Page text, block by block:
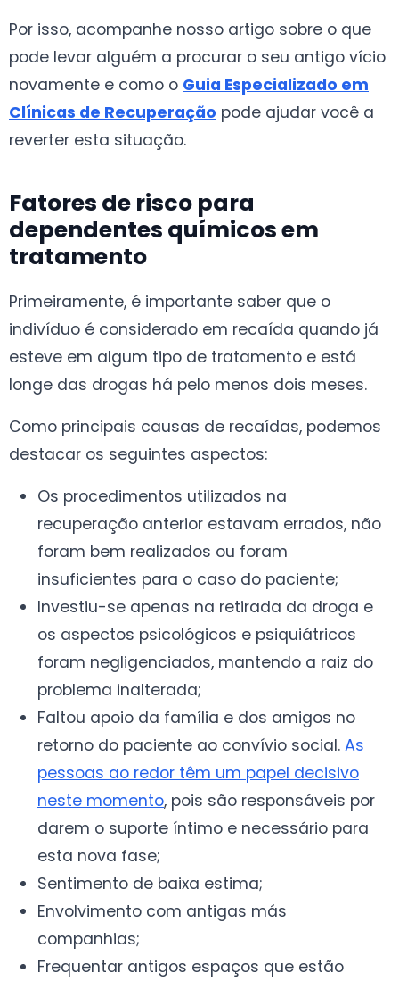
Por isso, acompanhe nosso artigo sobre o que
pode levar alguém a procurar o seu antigo vício
novamente e como o Guia Especializado em
Clínicas de Recuperação pode ajudar você a
reverter esta situação.
Fatores de risco para
dependentes químicos em
tratamento
Primeiramente, é importante saber que o
indivíduo é considerado em recaída quando já
esteve em algum tipo de tratamento e está
longe das drogas há pelo menos dois meses.
Como principais causas de recaídas, podemos
destacar os seguintes aspectos:
Os procedimentos utilizados na
recuperação anterior estavam errados, não
foram bem realizados ou foram
insuficientes para o caso do paciente;
Investiu-se apenas na retirada da droga e
os aspectos psicológicos e psiquiátricos
foram negligenciados, mantendo a raiz do
problema inalterada;
Faltou apoio da família e dos amigos no
retorno do paciente ao convívio social. As
pessoas ao redor têm um papel decisivo
neste momento, pois são responsáveis por
darem o suporte íntimo e necessário para
esta nova fase;
Sentimento de baixa estima;
Envolvimento com antigas más
companhias;
Frequentar antigos espaços que estão